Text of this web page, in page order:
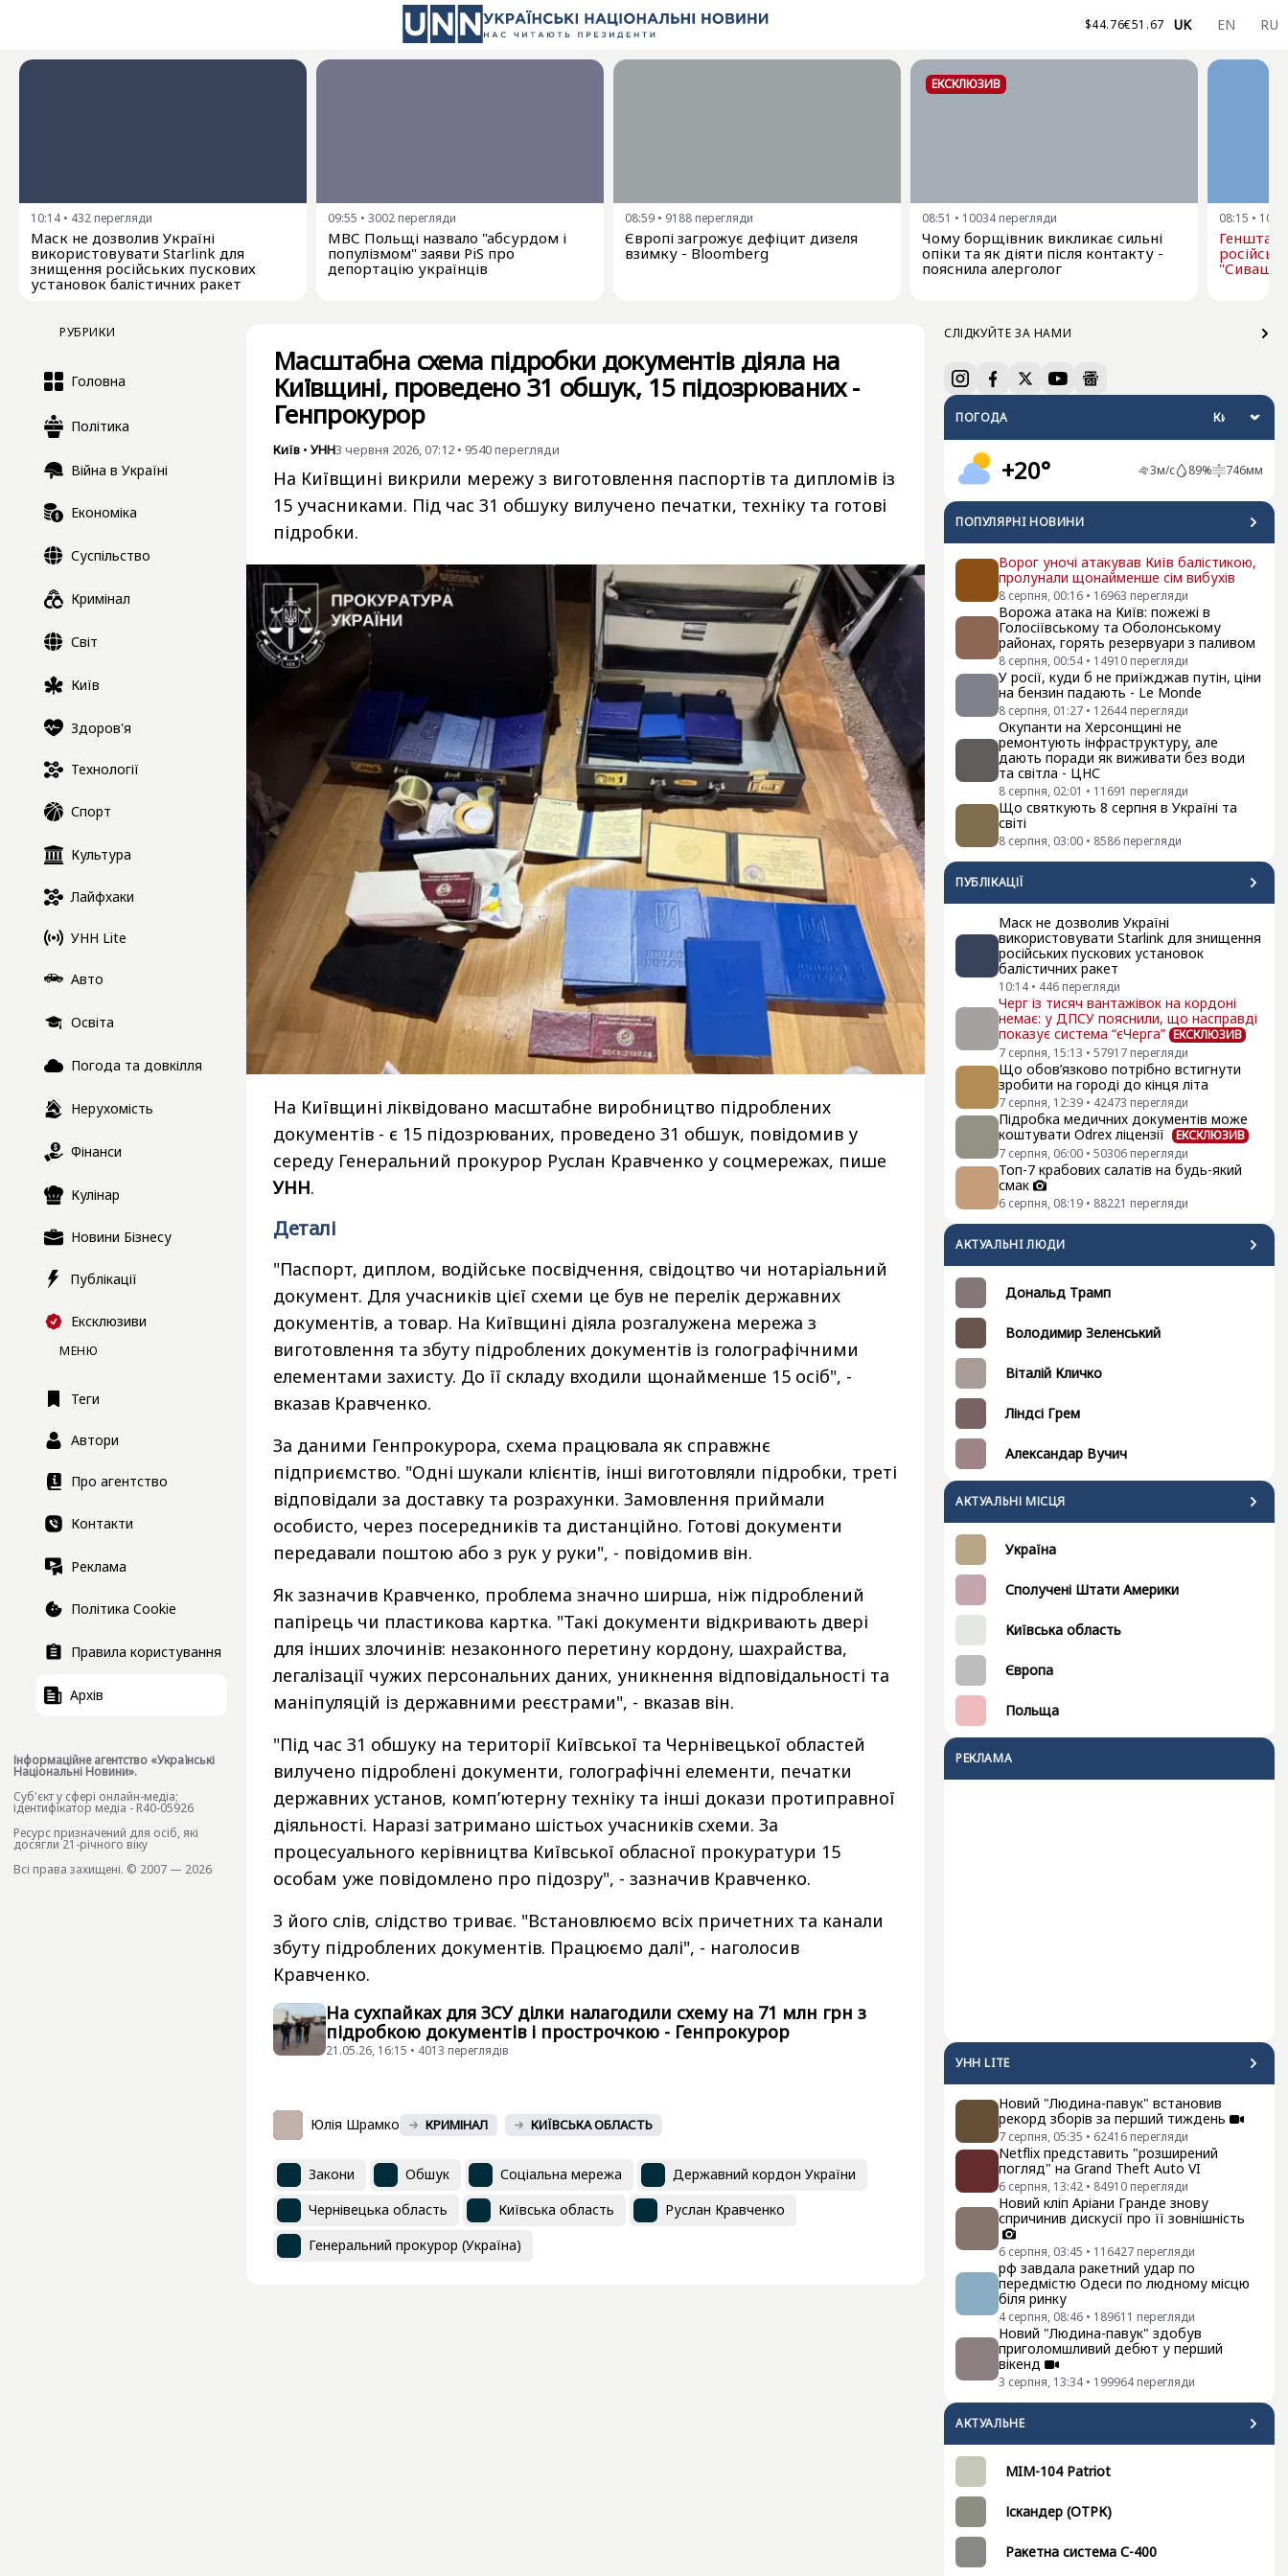
$44.76€51.67 UK EN RU
10:14 • 432 перегляди
Маск не дозволив Україні
використовувати Starlink для
знищення російських пускових
установок балістичних ракет
09:55 • 3002 перегляди
МВС Польщі назвало "абсурдом і
популізмом" заяви PiS про
депортацію українців
08:59 • 9188 перегляди
Європі загрожує дефіцит дизеля
взимку - Bloomberg
ЕКСКЛЮЗИВ
08:51 • 10034 перегляди
Чому борщівник викликає сильні
опіки та як діяти після контакту -
пояснила алерголог
08:15 •
Генштаб
"Сиваш"
РУБРИКИ
Головна
Політика
Війна в Україні
Економіка
Суспільство
Кримінал
Світ
Київ
Здоров'я
Технології
Спорт
Культура
Лайфхаки
УНН Lite
Авто
Освіта
Погода та довкілля
Нерухомість
Фінанси
Кулінар
Новини Бізнесу
Публікації
Ексклюзиви
МЕНЮ
Теги
Автори
Про агентство
Контакти
Реклама
Політика Cookie
Правила користування
Архів
Інформаційне агентство «Українські
Національні Новини».
Cуб'єкт у сфері онлайн-медіа;
ідентифікатор медіа - R40-05926
Ресурс призначений для осіб, які
досягли 21-річного віку
Всі права захищені. © 2007 — 2026
СЛІДКУЙТЕ ЗА НАМИ
ПОГОДА
+20° 3м/с 89% 746мм
ПОПУЛЯРНI НОВИНИ
Ворог уночі атакував Київ балістикою,
пролунали щонайменше сім вибухів
8 серпня, 00:16 • 16963 перегляди
Ворожа атака на Київ: пожежі в
Голосіївському та Оболонському
районах, горять резервуари з паливом
8 серпня, 00:54 • 14910 перегляди
У росії, куди б не приїжджав путін, ціни
на бензин падають - Le Monde
8 серпня, 01:27 • 12644 перегляди
Окупанти на Херсонщині не
ремонтують інфраструктуру, але
дають поради як виживати без води
та світла - ЦНС
8 серпня, 02:01 • 11691 перегляди
Що святкують 8 серпня в Україні та
світі
8 серпня, 03:00 • 8586 перегляди
ПУБЛІКАЦІЇ
Маск не дозволив Україні
використовувати Starlink для знищення
російських пускових установок
балістичних ракет
10:14 • 446 перегляди
Черг із тисяч вантажівок на кордоні
немає: у ДПСУ пояснили, що насправді
показує система “єЧерга” ЕКСКЛЮЗИВ
7 серпня, 15:13 • 57917 перегляди
Що обов’язково потрібно встигнути
зробити на городі до кінця літа
7 серпня, 12:39 • 42473 перегляди
Підробка медичних документів може
коштувати Odrex ліцензії
ЕКСКЛЮЗИВ
7 серпня, 06:00 • 50306 перегляди
Топ-7 крабових салатів на будь-який
смак
6 серпня, 08:19 • 88221 перегляди
АКТУАЛЬНI ЛЮДИ
Дональд Трамп
Володимир Зеленський
Віталій Кличко
Ліндсі Грем
Александар Вучич
АКТУАЛЬНІ МІСЦЯ
Україна
Сполучені Штати Америки
Київська область
Європа
Польща
РЕКЛАМА
УНН LITE
Новий "Людина-павук" встановив
рекорд зборів за перший тиждень
7 серпня, 05:35 • 62416 перегляди
Netflix представить "розширений
погляд" на Grand Theft Auto VI
6 серпня, 13:42 • 84910 перегляди
Новий кліп Аріани Гранде знову
спричинив дискусії про її зовнішність
6 серпня, 03:45 • 116427 перегляди
рф завдала ракетний удар по
передмістю Одеси по людному місцю
біля ринку
4 серпня, 08:46 • 189611 перегляди
Новий "Людина-павук" здобув
приголомшливий дебют у перший
вікенд
3 серпня, 13:34 • 199964 перегляди
АКТУАЛЬНЕ
MIM-104 Patriot
Іскандер (ОТРК)
Ракетна система С-400
Масштабна схема підробки документів діяла на
Київщині, проведено 31 обшук, 15 підозрюваних -
Генпрокурор
Київ • УНН3 червня 2026, 07:12 • 9540перегляди
На Київщині викрили мережу з виготовлення паспортів та дипломів із
15 учасниками. Під час 31 обшуку вилучено печатки, техніку та готові
підробки.
На Київщині ліквідовано масштабне виробництво підроблених
документів - є 15 підозрюваних, проведено 31 обшук, повідомив у
середу Генеральний прокурор Руслан Кравченко у соцмережах, пише
УНН.
Деталі
"Паспорт, диплом, водійське посвідчення, свідоцтво чи нотаріальний
документ. Для учасників цієї схеми це був не перелік державних
документів, а товар. На Київщині діяла розгалужена мережа з
виготовлення та збуту підроблених документів із голографічними
елементами захисту. До її складу входили щонайменше 15 осіб", -
вказав Кравченко.
За даними Генпрокурора, схема працювала як справжнє
підприємство. "Одні шукали клієнтів, інші виготовляли підробки, треті
відповідали за доставку та розрахунки. Замовлення приймали
особисто, через посередників та дистанційно. Готові документи
передавали поштою або з рук у руки", - повідомив він.
Як зазначив Кравченко, проблема значно ширша, ніж підроблений
папірець чи пластикова картка. "Такі документи відкривають двері
для інших злочинів: незаконного перетину кордону, шахрайства,
легалізації чужих персональних даних, уникнення відповідальності та
маніпуляцій із державними реєстрами", - вказав він.
"Під час 31 обшуку на території Київської та Чернівецької областей
вилучено підроблені документи, голографічні елементи, печатки
державних установ, комп’ютерну техніку та інші докази протиправної
діяльності. Наразі затримано шістьох учасників схеми. За
процесуального керівництва Київської обласної прокуратури 15
особам уже повідомлено про підозру", - зазначив Кравченко.
З його слів, слідство триває. "Встановлюємо всіх причетних та канали
збуту підроблених документів. Працюємо далі", - наголосив
Кравченко.
На сухпайках для ЗСУ ділки налагодили схему на 71 млн грн з
підробкою документів і прострочкою - Генпрокурор
21.05.26, 16:15 • 4013 переглядiв
Юлія Шрамко КРИМІНАЛ КИЇВСЬКА ОБЛАСТЬ
Закони Обшук Соціальна мережа
Державний кордон України
Чернівецька область
Київська область
Руслан Кравченко
Генеральний прокурор (Україна)